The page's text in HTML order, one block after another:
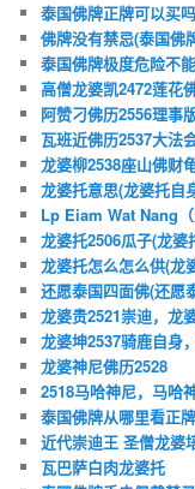
泰国佛牌正牌可以买
佛牌没有禁忌(泰国佛
泰国佛牌极度危险不
高僧龙婆凯2472莲花
阿赞刁佛历2556理事
瓦班近佛历2537大法
龙婆柳2538座山佛财
龙婆托意思(龙婆托自
Lp Eiam Wat Nang（
龙婆托2506瓜子(龙婆
龙婆托怎么怎么供(龙
还愿泰国四面佛(还愿
龙婆贵2521崇迪，龙
龙婆坤2537骑鹿自身
龙婆神尼佛历2528
2518马哈神尼，马哈
泰国佛牌从哪里看正牌
近代崇迪王 圣僧龙婆
瓦巴萨白肉龙婆托